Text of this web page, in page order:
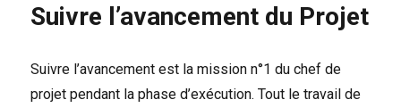
et
Suivre l’avancement du Projet
Suivre l’avancement est la mission n°1 du chef de
projet pendant la phase d’exécution. Tout le travail de